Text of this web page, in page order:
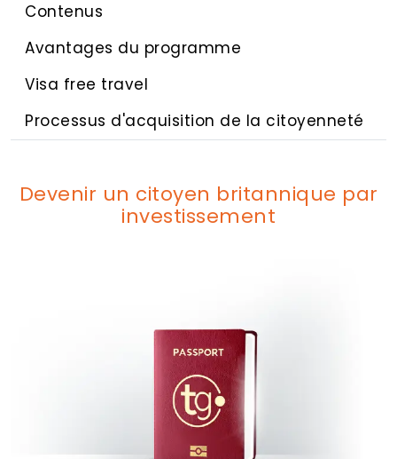
Contenus
Avantages du programme
Visa free travel
Processus d'acquisition de la citoyenneté
Devenir un citoyen britannique par
investissement